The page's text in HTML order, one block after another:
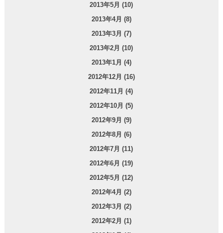
2013年5月 (10)
2013年4月 (8)
2013年3月 (7)
2013年2月 (10)
2013年1月 (4)
2012年12月 (16)
2012年11月 (4)
2012年10月 (5)
2012年9月 (9)
2012年8月 (6)
2012年7月 (11)
2012年6月 (19)
2012年5月 (12)
2012年4月 (2)
2012年3月 (2)
2012年2月 (1)